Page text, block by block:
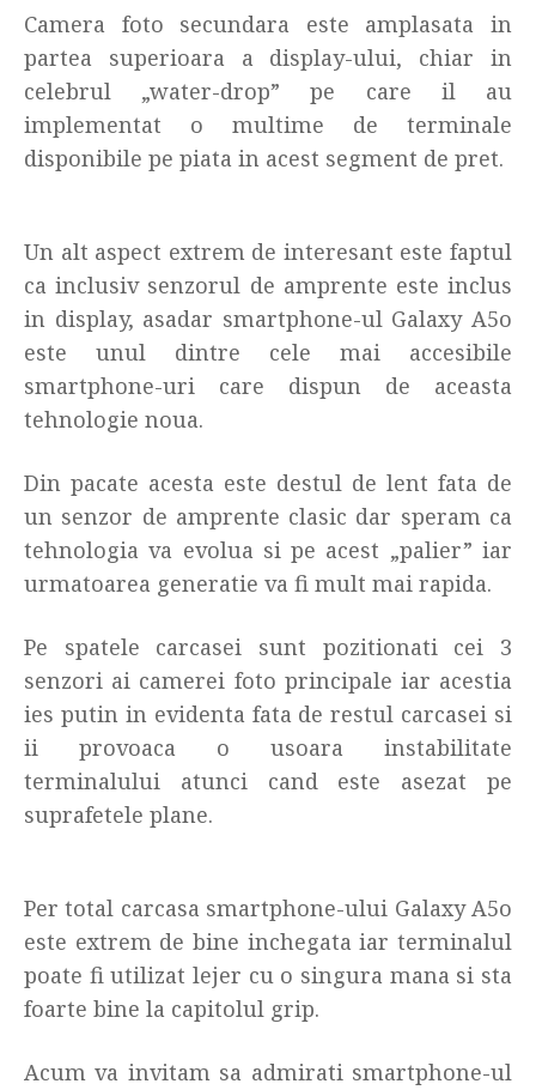
Camera foto secundara este amplasata in
partea superioara a display-ului, chiar in
celebrul „water-drop” pe care il au
implementat o multime de terminale
disponibile pe piata in acest segment de pret.
Un alt aspect extrem de interesant este faptul
ca inclusiv senzorul de amprente este inclus
in display, asadar smartphone-ul Galaxy A5o
este unul dintre cele mai accesibile
smartphone-uri care dispun de aceasta
tehnologie noua.
Din pacate acesta este destul de lent fata de
un senzor de amprente clasic dar speram ca
tehnologia va evolua si pe acest „palier” iar
urmatoarea generatie va fi mult mai rapida.
Pe spatele carcasei sunt pozitionati cei 3
senzori ai camerei foto principale iar acestia
ies putin in evidenta fata de restul carcasei si
ii provoaca o usoara instabilitate
terminalului atunci cand este asezat pe
suprafetele plane.
Per total carcasa smartphone-ului Galaxy A5o
este extrem de bine inchegata iar terminalul
poate fi utilizat lejer cu o singura mana si sta
foarte bine la capitolul grip.
Acum va invitam sa admirati smartphone-ul